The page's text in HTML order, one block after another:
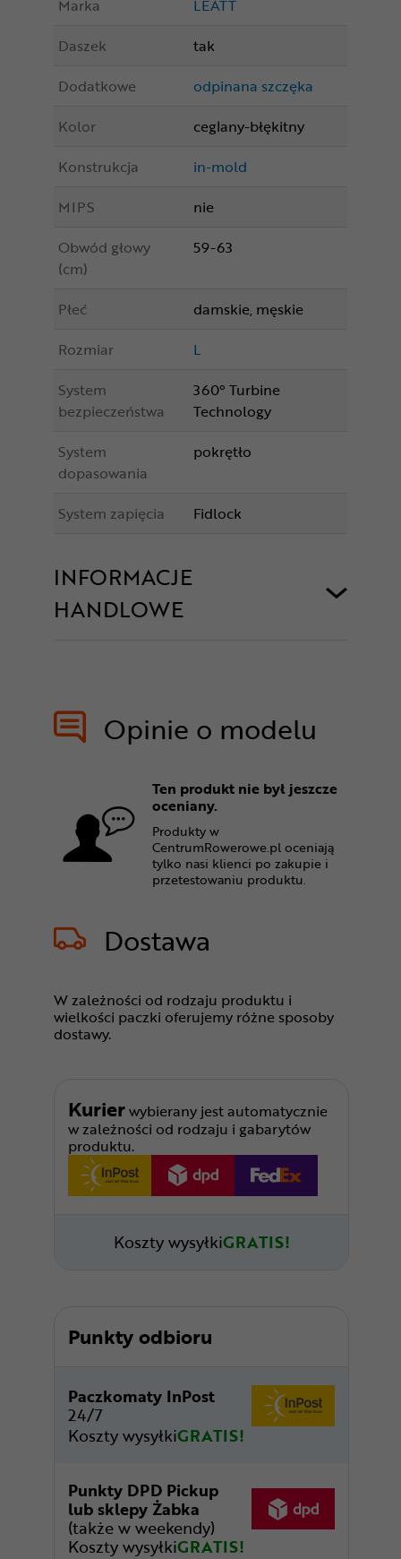
Marka
LEATT
Daszek
tak
Dodatkowe
odpinana szczęka
Kolor
ceglany-błękitny
Konstrukcja
in-mold
MIPS
nie
Obwód głowy
(cm)
59-63
Płeć
damskie, męskie
Rozmiar
L
System
bezpieczeństwa
360° Turbine
Technology
System
dopasowania
pokrętło
System zapięcia Fidlock
INFORMACJE
HANDLOWE
Opinie o modelu
Ten produkt nie był jeszcze
oceniany.
Produkty w
CentrumRowerowe.pl oceniają
tylko nasi klienci po zakupie i
przetestowaniu produktu.
Dostawa
W zależności od rodzaju produktu i
wielkości paczki oferujemy różne sposoby
dostawy.
Kurierwybierany jest automatycznie
w zależności od rodzaju i gabarytów
produktu.
Koszty wysyłkiGRATIS!
Punkty odbioru
Paczkomaty InPost
24/7
Koszty wysyłkiGRATIS!
Punkty DPD Pickup
lub sklepy Żabka
(także w weekendy)
Koszty wysyłkiGRATIS!